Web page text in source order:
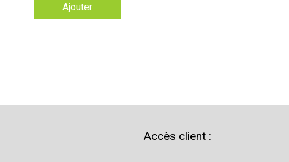
Ajouter
Accès client :